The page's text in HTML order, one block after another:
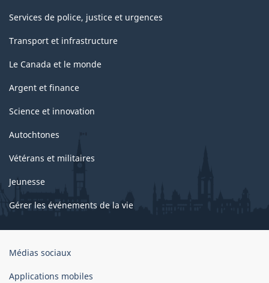
Services de police, justice et urgences
Transport et infrastructure
Le Canada et le monde
Argent et finance
Science et innovation
Autochtones
Vétérans et militaires
Jeunesse
Gérer les événements de la vie
Organisation
gouvernement
Médias sociaux
Applications mobiles